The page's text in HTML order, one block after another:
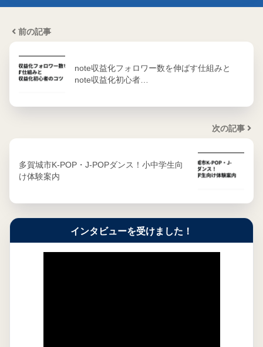
前の記事
note収益化フォロワー数を伸ばす仕組みと
note収益化初心者…
次の記事
多賀城市K-POP・J-POPダンス！小中学生向
け体験案内
インタビューを受けました！